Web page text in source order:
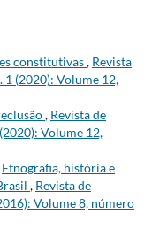
constitutivas, Revista
1 (2020): Volume 12,
, Revista de
Volume 12,
Etnografia, história e
, Revista de
Volume 8, número